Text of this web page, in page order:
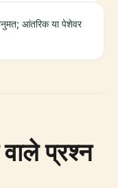
आंतरिक या पेशेवर
प्रश्न